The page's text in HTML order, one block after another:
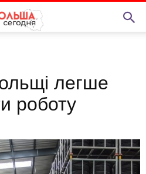
легше
роботу